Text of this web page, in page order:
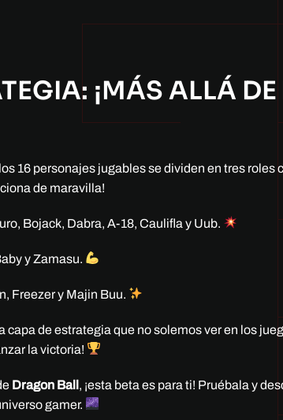
¡MÁS ALLÁ
16 personajes jugables se dividen en tres roles
de maravilla!
Bojack, Dabra, A-18, Caulifla y Uub.
y Zamasu.
Freezer y Majin Buu.
capa de estrategia que no solemos ver en los
la victoria!
Dragon Ball , ¡esta beta es para ti! Pruébala y
gamer.